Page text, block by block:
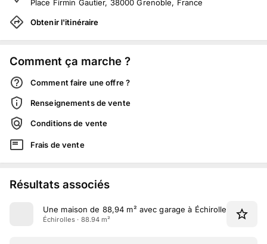
Place Firmin Gautier, 38000 Grenoble, France
Obtenir l'itinéraire
Comment ça marche ?
Comment faire une offre ?
Renseignements de vente
Conditions de vente
Frais de vente
Résultats associés
Une maison de 88,94 m² avec garage à Échirolles
Échirolles · 88.94 m²